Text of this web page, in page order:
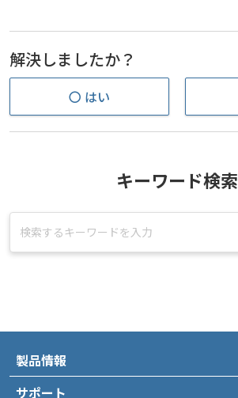
解決しましたか？
〇 はい
キーワード検索
製品情報
サポート